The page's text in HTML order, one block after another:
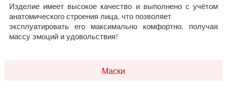
Изделие имеет высокое качество и выполнено с учётом
анатомического строения лица, что позволяет
эксплуатировать его максимально комфортно, получая
массу эмоций и удовольствия!
Маски